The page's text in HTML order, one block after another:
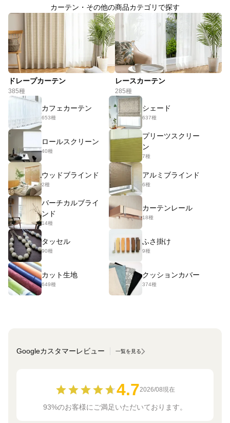
カーテン・その他の商品カテゴリで探す
ドレープカーテン
385種
レースカーテン
285種
カフェカーテン
653種
シェード
637種
ロールスクリーン
40種
プリーツスクリー
ン
7種
ウッドブラインド
2種
アルミブラインド
6種
バーチカルブライ
ンド
14種
カーテンレール
18種
タッセル
90種
ふさ掛け
9種
カット生地
649種
クッションカバー
374種
Googleカスタマーレビュー 一覧を見る
4.72026/08現在
93%のお客様にご満足いただいております。